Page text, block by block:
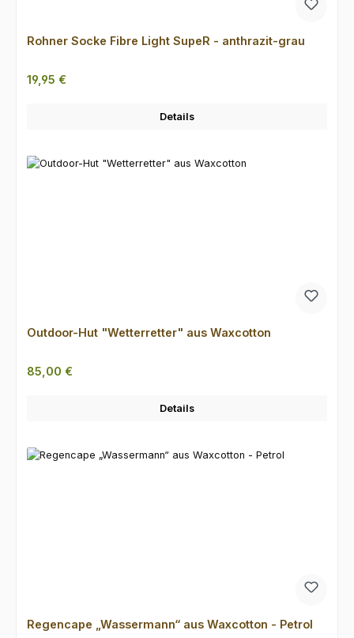
Rohner Socke Fibre Light SupeR - anthrazit-grau
Regulärer Preis:
19,95 €
Details
Outdoor-Hut "Wetterretter" aus Waxcotton
Regulärer Preis:
85,00 €
Details
Regencape „Wassermann“ aus Waxcotton - Petrol